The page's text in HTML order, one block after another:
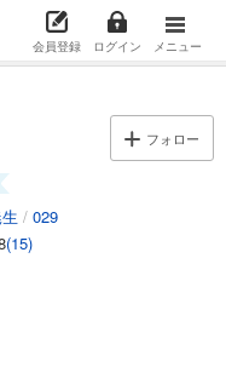
会員登録 ログイン メニュー
フォロー
/ 029
(15)
カート